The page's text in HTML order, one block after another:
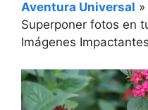
Aventura Universal »
Superponer fotos en
Imágenes Impactantes